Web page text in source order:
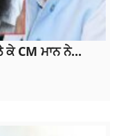
ਕੇ CM ਮਾਨ ਨੇ...